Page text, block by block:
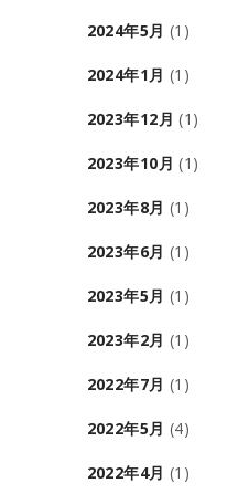
2024年5月 (1)
2024年1月 (1)
2023年12月 (1)
2023年10月 (1)
2023年8月 (1)
2023年6月 (1)
2023年5月 (1)
2023年2月 (1)
2022年7月 (1)
2022年5月 (4)
2022年4月 (1)